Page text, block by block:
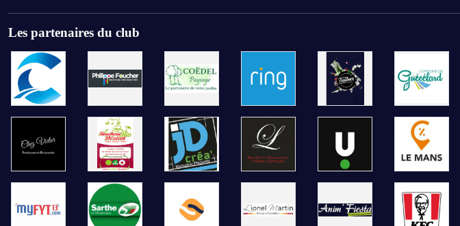
Les partenaires du club